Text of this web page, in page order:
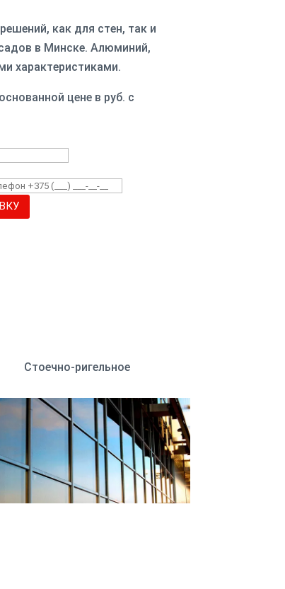
как для стен, так и
в Минске. Алюминий,
характеристиками.
цене в руб. с
Стоечно-ригельное